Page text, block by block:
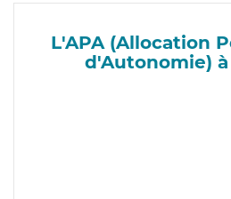
L'APA (Allocation
d'Autonomie)